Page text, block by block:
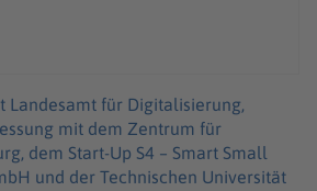
Landesamt für Digitalisierung,
mit dem Zentrum für
dem Start-Up S4 – Smart Small
und der Technischen Universität